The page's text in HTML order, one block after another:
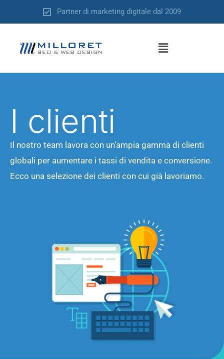
Partner di marketing digitale dal 2009
Menu
I clienti
Il nostro team lavora con un’ampia gamma di clienti
globali per aumentare i tassi di vendita e conversione.
Ecco una selezione dei clienti con cui già lavoriamo.